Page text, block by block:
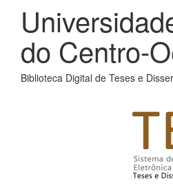
do Centro-
Biblioteca Digital de Teses e